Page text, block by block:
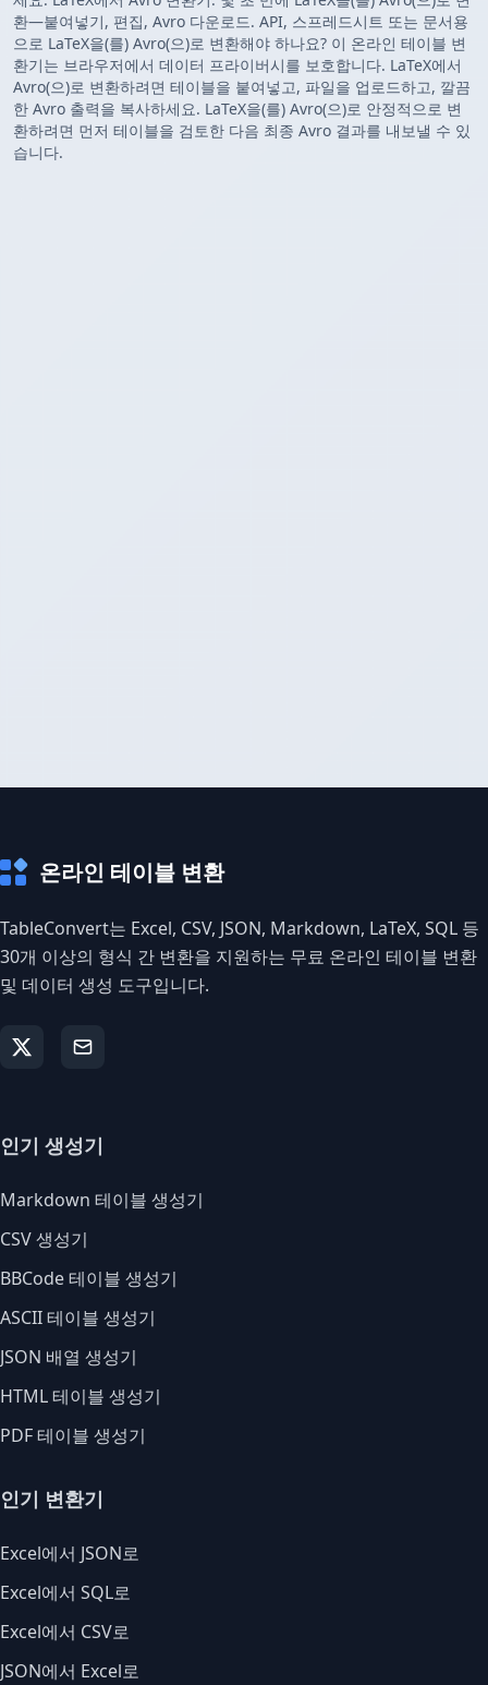
환—붙여넣기, 편집, Avro 다운로드. API, 스프레드시트 또는 문서용
으로 LaTeX을(를) Avro(으)로 변환해야 하나요? 이 온라인 테이블 변
환기는 브라우저에서 데이터 프라이버시를 보호합니다. LaTeX에서
Avro(으)로 변환하려면 테이블을 붙여넣고, 파일을 업로드하고, 깔끔
한 Avro 출력을 복사하세요. LaTeX을(를) Avro(으)로 안정적으로 변
환하려면 먼저 테이블을 검토한 다음 최종 Avro 결과를 내보낼 수 있
습니다.
온라인 테이블 변환
TableConvert는 Excel, CSV, JSON, Markdown, LaTeX, SQL 등
30개 이상의 형식 간 변환을 지원하는 무료 온라인 테이블 변환
및 데이터 생성 도구입니다.
인기 생성기
Markdown 테이블 생성기
CSV 생성기
BBCode 테이블 생성기
ASCII 테이블 생성기
JSON 배열 생성기
HTML 테이블 생성기
PDF 테이블 생성기
인기 변환기
Excel에서 JSON로
Excel에서 SQL로
Excel에서 CSV로
JSON에서 Excel로